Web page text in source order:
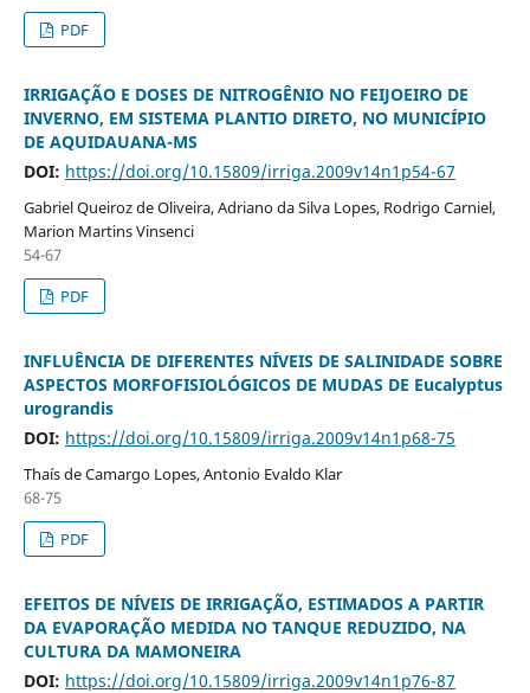
PDF
IRRIGAÇÃO E DOSES DE NITROGÊNIO NO FEIJOEIRO DE
INVERNO, EM SISTEMA PLANTIO DIRETO, NO MUNICÍPIO
DE AQUIDAUANA-MS
DOI: https://doi.org/10.15809/irriga.2009v14n1p54-67
Gabriel Queiroz de Oliveira, Adriano da Silva Lopes, Rodrigo Carniel,
Marion Martins Vinsenci
54-67
PDF
INFLUÊNCIA DE DIFERENTES NÍVEIS DE SALINIDADE SOBRE
ASPECTOS MORFOFISIOLÓGICOS DE MUDAS DE Eucalyptus
urograndis
DOI: https://doi.org/10.15809/irriga.2009v14n1p68-75
Thaís de Camargo Lopes, Antonio Evaldo Klar
68-75
PDF
EFEITOS DE NÍVEIS DE IRRIGAÇÃO, ESTIMADOS A PARTIR
DA EVAPORAÇÃO MEDIDA NO TANQUE REDUZIDO, NA
CULTURA DA MAMONEIRA
DOI: https://doi.org/10.15809/irriga.2009v14n1p76-87